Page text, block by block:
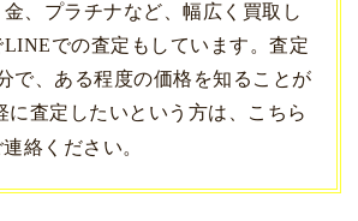
、プラチナなど、幅広く買取し
での査定もしています。査定
で、ある程度の価格を知ることが
に査定したいという方は、こちら
絡ください。